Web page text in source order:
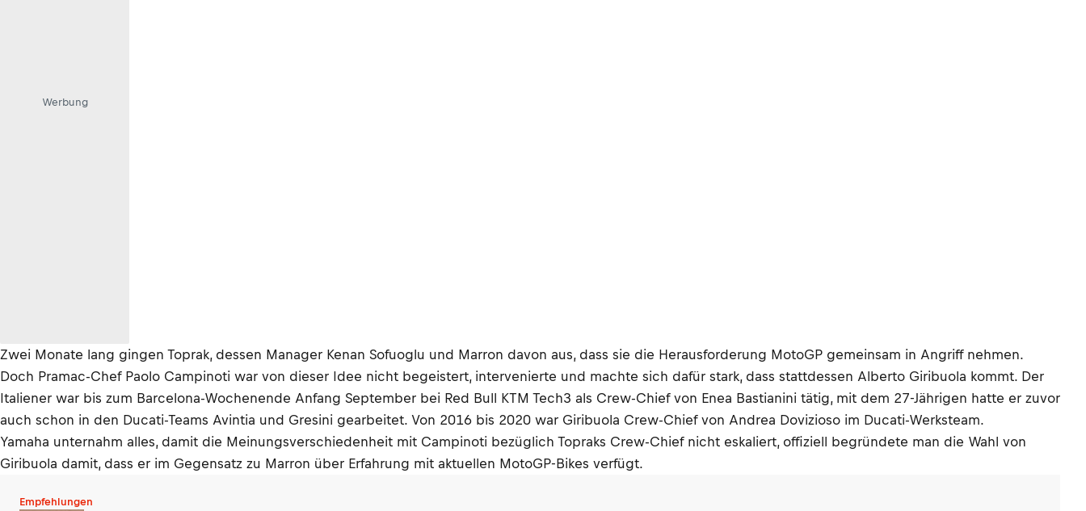
Werbung
Zwei Monate lang gingen Toprak, dessen Manager Kenan Sofuoglu und Marron davon aus, dass sie die Herausforderung MotoGP gemeinsam in Angriff nehmen.
Doch Pramac-Chef Paolo Campinoti war von dieser Idee nicht begeistert, intervenierte und machte sich dafür stark, dass stattdessen Alberto Giribuola kommt. Der
Italiener war bis zum Barcelona-Wochenende Anfang September bei Red Bull KTM Tech3 als Crew-Chief von Enea Bastianini tätig, mit dem 27-Jährigen hatte er zuvor
auch schon in den Ducati-Teams Avintia und Gresini gearbeitet. Von 2016 bis 2020 war Giribuola Crew-Chief von Andrea Dovizioso im Ducati-Werksteam.
Yamaha unternahm alles, damit die Meinungsverschiedenheit mit Campinoti bezüglich Topraks Crew-Chief nicht eskaliert, offiziell begründete man die Wahl von
Giribuola damit, dass er im Gegensatz zu Marron über Erfahrung mit aktuellen MotoGP-Bikes verfügt.
Empfehlungen